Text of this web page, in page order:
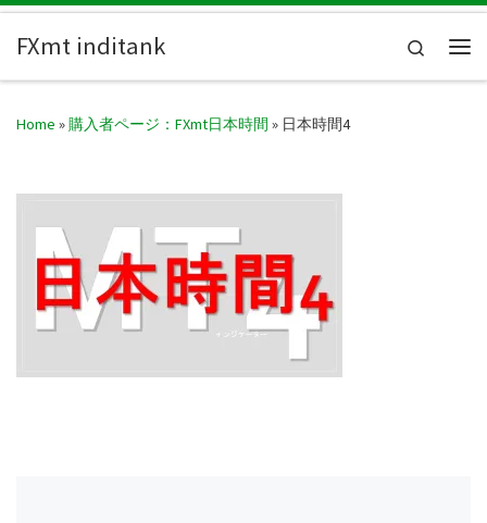
FXmt inditank
Search
Home »購入者ページ：FXmt日本時間 » 日本時間4